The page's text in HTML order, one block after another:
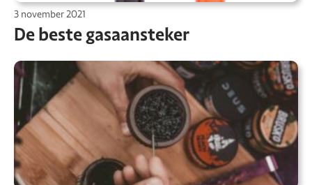
3 november 2021
De beste gasaansteker